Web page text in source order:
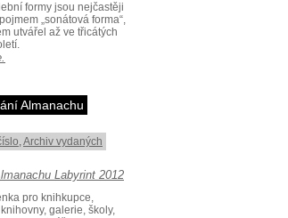
formy jsou nejčastěji
„sonátová forma“,
utvářel až ve třicátých
Almanachu
,Archiv vydaných
pro knihkupce,
galerie, školy,